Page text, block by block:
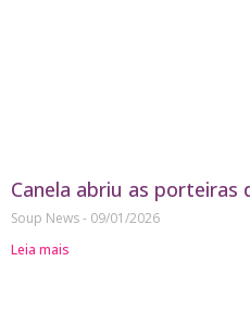
Canela abriu as porteiras
Soup News
09/01/2026
Leia mais